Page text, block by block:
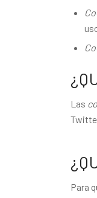
Las
Para